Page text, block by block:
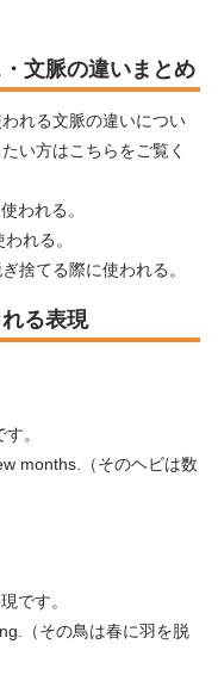
文脈の違いまとめ
れる文脈の違いについ
い方はこちらをご覧く
われる。
れる。
捨てる際に使われる。
る表現
。
months.（そのヘビは数
です。
（その鳥は春に羽を脱